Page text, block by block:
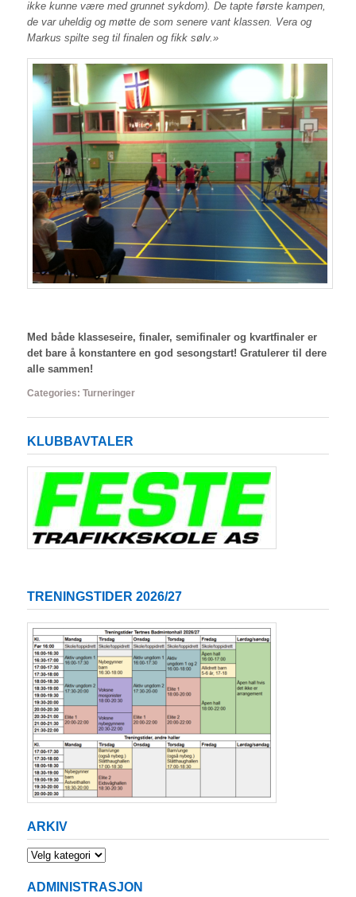
ikke kunne være med grunnet sykdom). De tapte første kampen,
de var uheldig og møtte de som senere vant klassen. Vera og
Markus spilte seg til finalen og fikk sølv.»
Med både klasseseire, finaler, semifinaler og kvartfinaler er
det bare å konstantere en god sesongstart! Gratulerer til dere
alle sammen!
Categories: Turneringer
KLUBBAVTALER
TRENINGSTIDER 2026/27
ARKIV
Arkiv
ADMINISTRASJON